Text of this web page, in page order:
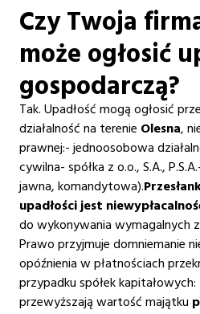
‍Czy Twoja
może ogłosić
gospodarczą?
Tak. Upadłość mogą ogłosić
działalność na terenie Olesna,
prawnej:- jednoosobowa
cywilna- spółka z o.o., S.A.,
jawna, komandytowa).
upadłości jest
do wykonywania wymagalnych
Prawo przyjmuje domniemanie
opóźnienia w płatnościach
przypadku spółek
przewyższają wartość majątku